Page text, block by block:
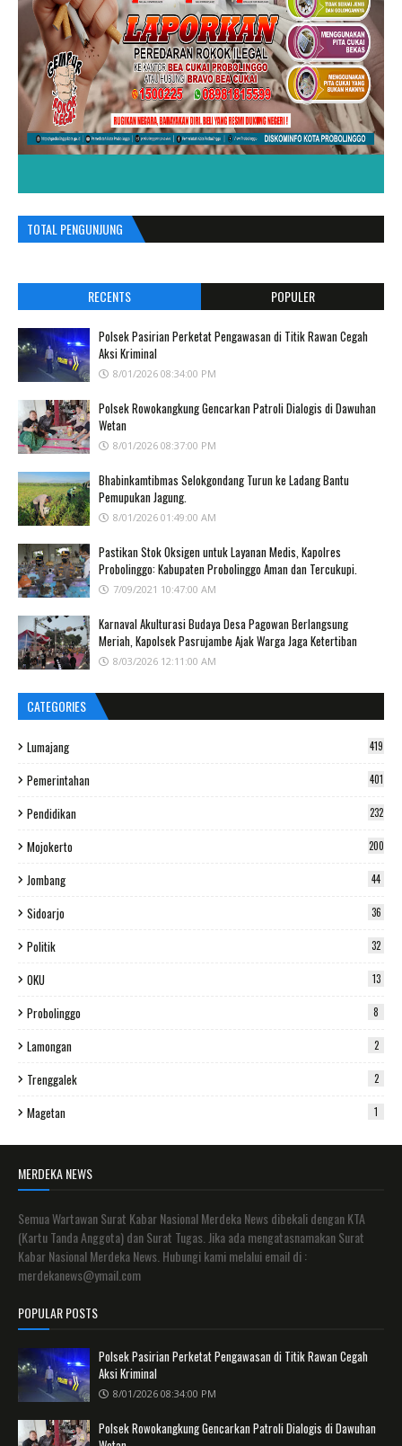
TOTAL PENGUNJUNG
RECENTS POPULER
Polsek Pasirian Perketat Pengawasan di Titik Rawan Cegah
Aksi Kriminal
8/01/2026 08:34:00 PM
Polsek Rowokangkung Gencarkan Patroli Dialogis di Dawuhan
Wetan
8/01/2026 08:37:00 PM
Bhabinkamtibmas Selokgondang Turun ke Ladang Bantu
Pemupukan Jagung.
8/01/2026 01:49:00 AM
Pastikan Stok Oksigen untuk Layanan Medis, Kapolres
Probolinggo: Kabupaten Probolinggo Aman dan Tercukupi.
7/09/2021 10:47:00 AM
Karnaval Akulturasi Budaya Desa Pagowan Berlangsung
Meriah, Kapolsek Pasrujambe Ajak Warga Jaga Ketertiban
8/03/2026 12:11:00 AM
CATEGORIES
Lumajang 419
Pemerintahan 401
Pendidikan 232
Mojokerto 200
Jombang 44
Sidoarjo 36
Politik 32
OKU 13
Probolinggo 8
Lamongan 2
Trenggalek 2
Magetan 1
MERDEKA NEWS
Semua Wartawan Surat Kabar Nasional Merdeka News dibekali dengan KTA
(Kartu Tanda Anggota) dan Surat Tugas. Jika ada mengatasnamakan Surat
Kabar Nasional Merdeka News. Hubungi kami melalui email di :
merdekanews@ymail.com
POPULAR POSTS
Polsek Pasirian Perketat Pengawasan di Titik Rawan Cegah
Aksi Kriminal
8/01/2026 08:34:00 PM
Polsek Rowokangkung Gencarkan Patroli Dialogis di Dawuhan